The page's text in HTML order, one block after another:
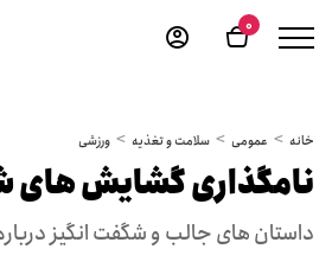
0
خانه عمومی سلامت و تغذیه ورزشی
نامگذاری گشایش
داستان های جالب و شگفت انگیز